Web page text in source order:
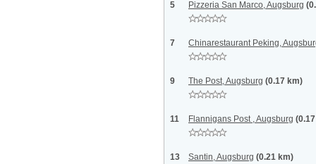
5 Pizzeria San Marco, Augsburg
7 Chinarestaurant Peking,
9 The Post, Augsburg (0.17 km)
11 Flannigans Post , Augsburg
13 Santin, Augsburg (0.21 km)